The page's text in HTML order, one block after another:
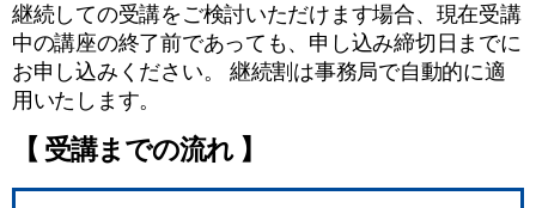
継続しての受講をご検討いただけます場合、現在受講
中の講座の終了前であっても、申し込み締切日までに
お申し込みください。 継続割は事務局で自動的に適
用いたします。
【 受講までの流れ 】